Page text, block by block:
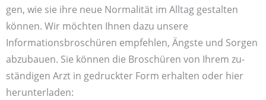
gen, wie sie ihre neue Normalität im All­tag ge­stal­ten
können. Wir möchten Ihnen dazu unsere
Informationsbroschüren empfehlen, Ängste und Sor­gen
abzubauen. Sie können die Bro­schür­en von Ihrem zu­
ständigen Arzt in ge­druck­ter Form er­hal­ten oder hier
herunter­laden: